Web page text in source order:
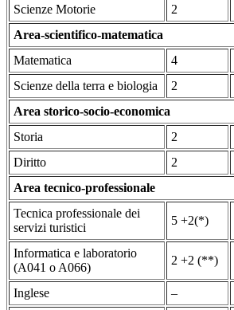
Scienze Motorie 2
Area-scientifico-matematica
Matematica
4
Scienze della terra e biologia
2
Area storico-socio-economica
Storia
2
Diritto
2
Area tecnico-professionale
Tecnica professionale dei
servizi turistici
5 +2(*)
Informatica e laboratorio
(A041 o A066)
2 +2 (**)
Inglese –